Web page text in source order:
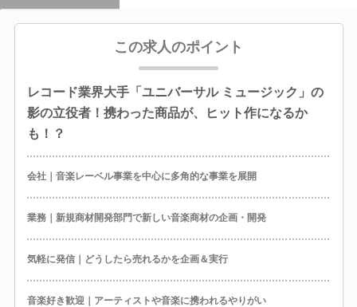
この求人のポイント
レコード業界大手「ユニバーサル ミュージック」の
影の立役者！携わった商品が、ヒット作になるか
も！？
会社｜音楽レーベル事業を中心に多角的な事業を展開
業務｜新規商材開発部門で新しい音楽商材の企画・開発
気軽に発信｜どうしたら売れるかを企画＆実行
音楽好き歓迎｜アーティストや音楽に携われるやりがい